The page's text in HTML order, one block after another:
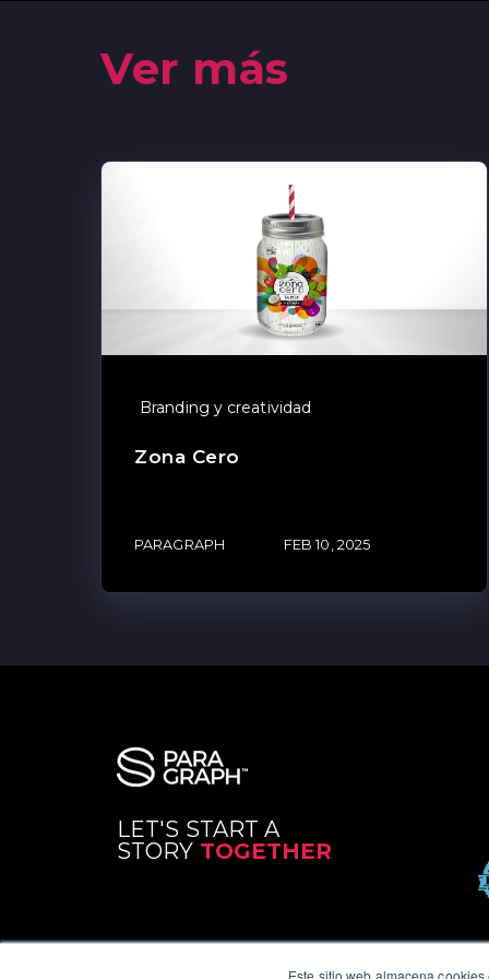
Este sitio web almacena
Ver más
Branding y creatividad
Zona Cero
PARAGRAPH FEB 10, 2025
LET'S START A
STORY TOGETHER